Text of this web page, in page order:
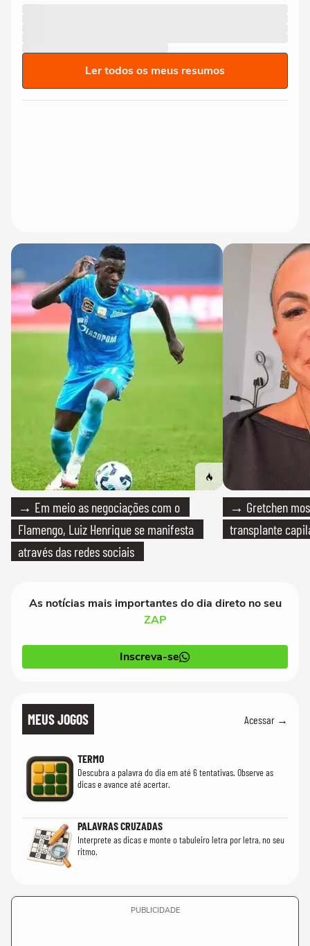
loja, sem necessidade de balcão específico,
otimizando o fluxo e tornando o ambiente mais
acolhedor.
Ler todos os meus resumos
→ Em meio as negociações com o
Flamengo, Luiz Henrique se manifesta
através das redes sociais
→ Gretchen
transplante
As notícias mais importantes do dia direto no seu
ZAP
Inscreva-se
MEUS JOGOS Acessar →
TERMO
Descubra a palavra do dia em até 6 tentativas. Observe as
dicas e avance até acertar.
PALAVRAS CRUZADAS
Interprete as dicas e monte o tabuleiro letra por letra, no seu
ritmo.
PUBLICIDADE